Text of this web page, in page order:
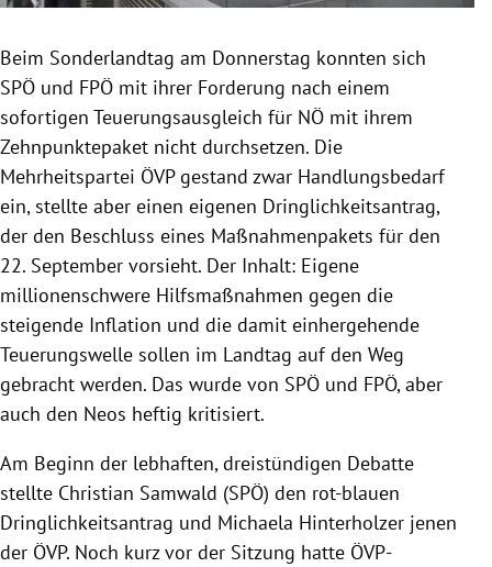
Untermenü
Untermenü
Beim Sonderlandtag am Donnerstag konnten sich
SPÖ und FPÖ mit ihrer Forderung nach einem
sofortigen Teuerungsausgleich für NÖ mit ihrem
Zehnpunktepaket nicht durchsetzen. Die
Mehrheitspartei ÖVP gestand zwar Handlungsbedarf
ein, stellte aber einen eigenen Dringlichkeitsantrag,
der den Beschluss eines Maßnahmenpakets für den
22. September vorsieht. Der Inhalt: Eigene
millionenschwere Hilfsmaßnahmen gegen die
steigende Inflation und die damit einhergehende
Teuerungswelle sollen im Landtag auf den Weg
gebracht werden. Das wurde von SPÖ und FPÖ, aber
auch den Neos heftig kritisiert.
Am Beginn der lebhaften, dreistündigen Debatte
stellte Christian Samwald (SPÖ) den rot-blauen
Dringlichkeitsantrag und Michaela Hinterholzer jenen
der ÖVP. Noch kurz vor der Sitzung hatte ÖVP-